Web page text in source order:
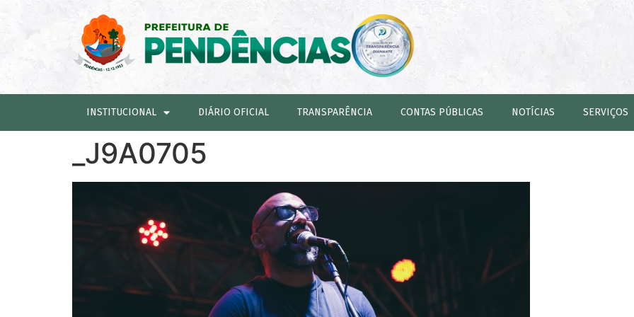
INSTITUCIONAL DIÁRIO OFICIAL TRANSPARÊNCIA CONTAS PÚBLICAS NOTÍCIAS SERVIÇOS
_J9A0705